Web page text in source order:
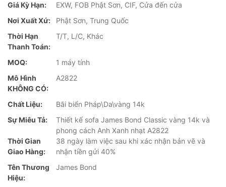
Giá Kỳ Hạn:
EXW, FOB Phật Sơn, CIF, Cửa đến cửa
Nơi Xuất Xứ:
Phật Sơn, Trung Quốc
Thời Hạn
Thanh Toán:
T/T, L/C, Khác
MOQ:
1 máy tính
Mô Hình
KHÔNG CÓ:
A2822
Chất Liệu:
Bãi biển Pháp\Da\vàng 14k
Sự Miêu Tả:
Thiết kế sofa James Bond Classic vàng 14k và
phong cách Anh Xanh nhạt A2822
Thời Gian
Giao Hàng:
38 ngày làm việc sau khi xác nhận bản vẽ và
nhận tiền gửi 40%
Tên Thương
Hiệu:
James Bond